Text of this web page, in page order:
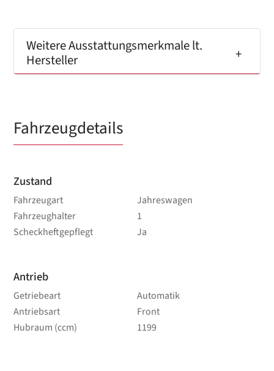
Weitere Ausstattungsmerkmale lt.
Hersteller
Fahrzeugdetails
Zustand
Fahrzeugart
Jahreswagen
Fahrzeughalter
1
Scheckheftgepflegt
Ja
Antrieb
Getriebeart
Automatik
Antriebsart
Front
Hubraum (ccm)
1199